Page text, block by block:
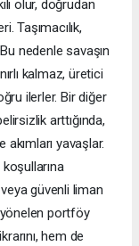
olur, doğrudan
Taşımacılık,
nedenle savaşın
kalmaz, üretici
ilerler. Bir diğer
arttığında,
yavaşlar.
güvenli liman
portföy
hem de